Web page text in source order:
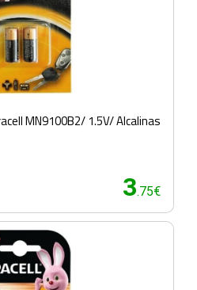
MN9100B2/ 1.5V/ Alcalinas
3.75€